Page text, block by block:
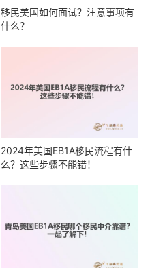
移民美国如何面试？注意事项有
什么？
2024年美国EB1A移民流程有什
么？这些步骤不能错！